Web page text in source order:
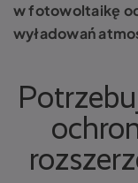
w fotowoltaikę
wyładowań